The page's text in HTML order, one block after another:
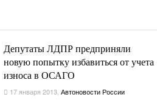
Депутаты ЛДПР предприняли
новую попытку избавиться от учета
износа в ОСАГО
17 января 2013 Автоновости России